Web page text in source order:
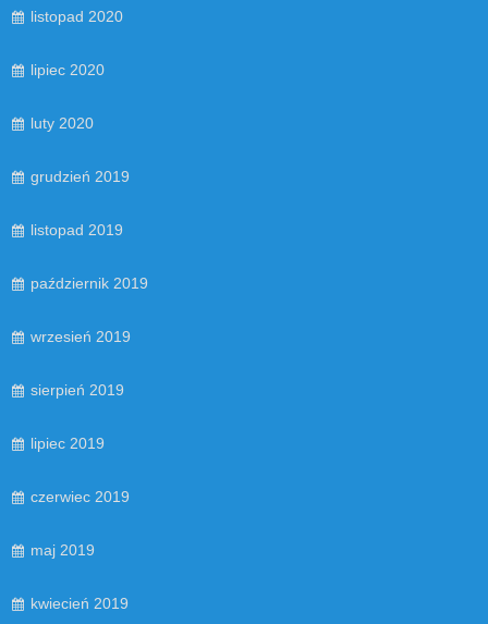
listopad 2020
lipiec 2020
luty 2020
grudzień 2019
listopad 2019
październik 2019
wrzesień 2019
sierpień 2019
lipiec 2019
czerwiec 2019
maj 2019
kwiecień 2019